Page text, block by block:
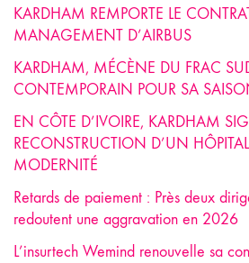
KARDHAM REMPORTE LE
MANAGEMENT D’AIRBUS
KARDHAM, MÉCÈNE DU FRAC
CONTEMPORAIN POUR SA
EN CÔTE D’IVOIRE, KARDHAM
RECONSTRUCTION D’UN
MODERNITÉ
Retards de paiement : Près deux
redoutent une aggravation en 2026
L’insurtech Wemind renouvelle sa